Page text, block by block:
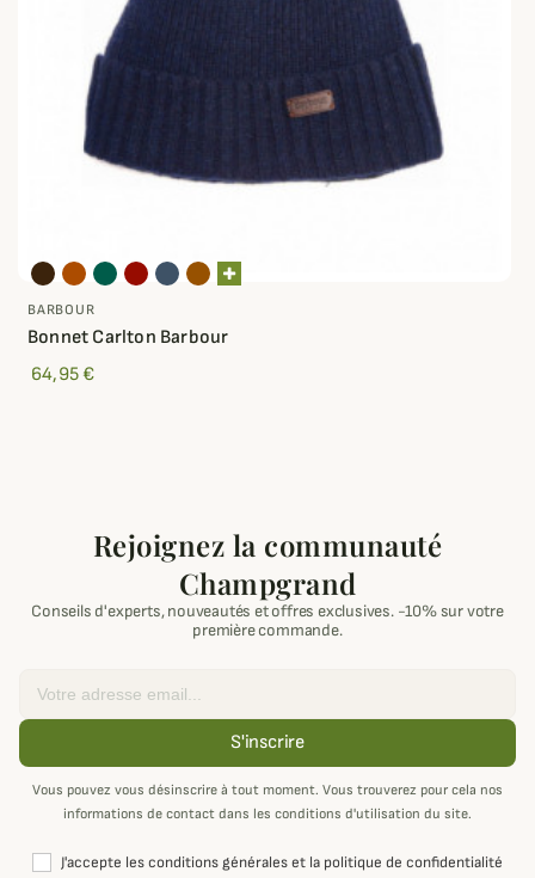
BARBOUR
Bonnet Carlton Barbour
64,95 €
Rejoignez la communauté
Champgrand
Conseils d'experts, nouveautés et offres exclusives. -10% sur votre
première commande.
S'inscrire
Vous pouvez vous désinscrire à tout moment. Vous trouverez pour cela nos
informations de contact dans les conditions d'utilisation du site.
J'accepte les conditions générales et la politique de confidentialité